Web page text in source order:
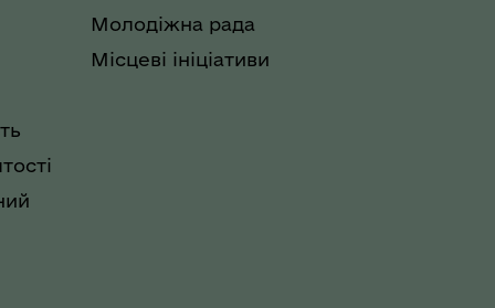
Молодіжна рада
Місцеві ініціативи